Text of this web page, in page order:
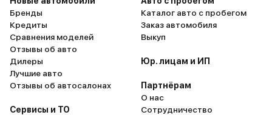
на второй день! Это просто
абсурд!
Бренды
Кредиты
Сравнения моделей
Отзывы об авто
Дилеры
Лучшие авто
Отзывы об автосалонах
Сервисы и ТО
Каталог авто с пробегом
Заказ автомобиля
Выкуп
Юр. лицам и ИП
Партнёрам
О нас
Сотрудничество